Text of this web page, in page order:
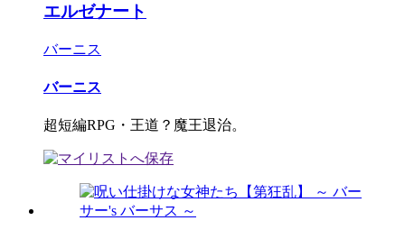
エルゼナート
バーニス
バーニス
超短編RPG・王道？魔王退治。